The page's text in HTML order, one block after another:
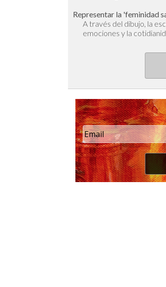
Representar la 'feminidad
A través del dibujo, la
emociones y la